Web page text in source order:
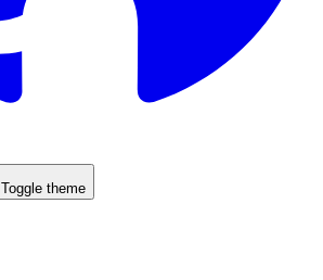
Toggle theme